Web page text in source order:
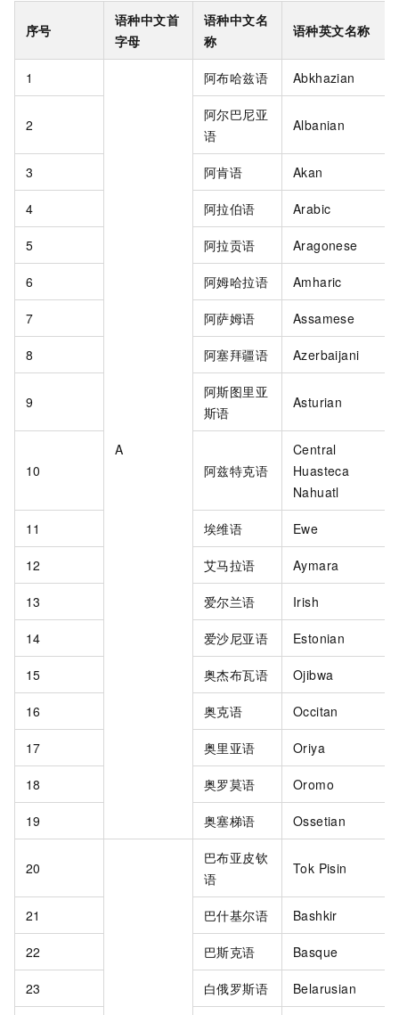
序号
语种中文首
字母
语种中文名
称
语种英文名称
1
A
阿布哈兹语 Abkhazian
2
阿尔巴尼亚
语
Albanian
3 阿肯语 Akan
4 阿拉伯语 Arabic
5 阿拉贡语 Aragonese
6 阿姆哈拉语 Amharic
7 阿萨姆语 Assamese
8 阿塞拜疆语 Azerbaijani
9
阿斯图里亚
斯语
Asturian
10 阿兹特克语
Central
Huasteca
Nahuatl
11 埃维语 Ewe
12 艾马拉语 Aymara
13 爱尔兰语 Irish
14 爱沙尼亚语 Estonian
15 奥杰布瓦语 Ojibwa
16 奥克语 Occitan
17 奥里亚语 Oriya
18 奥罗莫语 Oromo
19 奥塞梯语 Ossetian
20
巴布亚皮钦
语
Tok Pisin
21 巴什基尔语 Bashkir
22 巴斯克语 Basque
23 白俄罗斯语 Belarusian